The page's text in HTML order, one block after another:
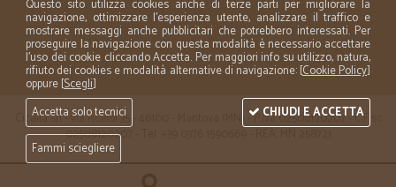
Cicalia srl - via Acerbi 35 - 46100 - Mantova (MN) - P.iva 02508120207 - C.Fisc
02508120207 - Tel. +39 0376 1590669 - REA: MN 258721
Questo sito utilizza cookies anche di terze parti per migliorare la
navigazione, ottimizzare l'esperienza utente, analizzare il traffico e
mostrare messaggi anche pubblicitari che potrebbero interessati. Per
proseguire la navigazione con questa modalità è necessario accettare
l'uso dei cookie cliccando Accetta. Per maggiori info su utilizzo, natura,
rifiuto dei cookies e modalità alternative di navigazione: [Cookie Policy]
oppure [Scegli]
Accetta solo tecnici
Fammi sciegliere
CHIUDI E ACCETTA